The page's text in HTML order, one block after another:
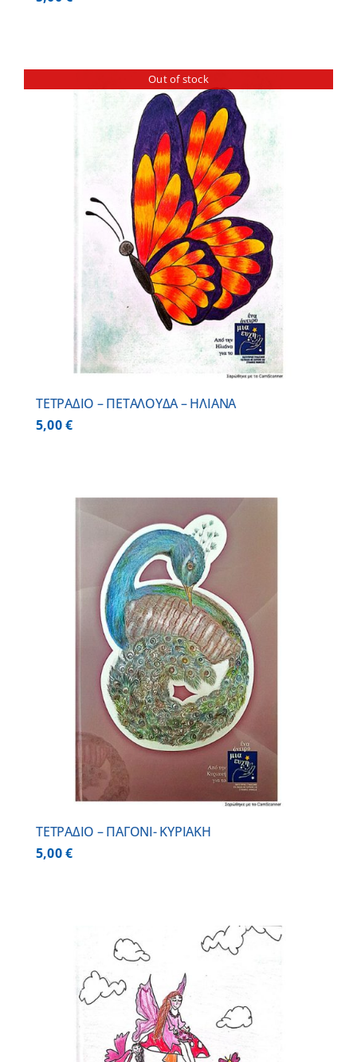
Out of stock
ΤΕΤΡΑΔΙΟ – ΠΕΤΑΛΟΥΔΑ – ΗΛΙΑΝΑ
5,00€
ΤΕΤΡΑΔΙΟ – ΠΑΓΟΝΙ- ΚΥΡΙΑΚΗ
5,00€